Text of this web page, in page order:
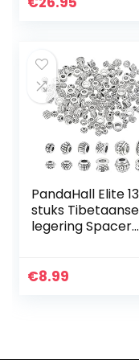
PandaHall Elite
stuks Tibetaanse
legering Spacer
groot gat voor
€8.99